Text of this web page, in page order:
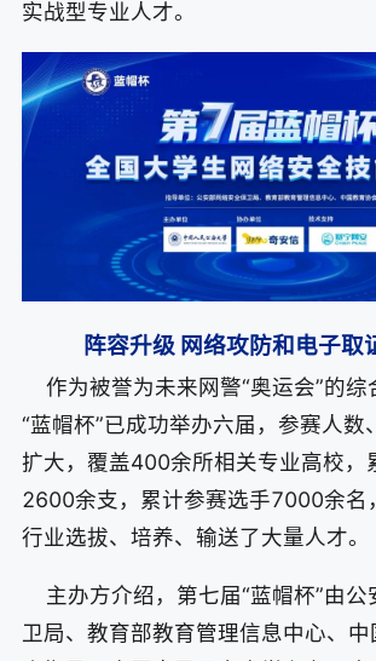
实战型专业人才。
阵容升级 网络攻防和电子取
作为被誉为未来网警“奥运会”的综
“蓝帽杯”已成功举办六届，参赛人数
扩大，覆盖400余所相关专业高校，
2600余支，累计参赛选手7000余名
行业选拔、培养、输送了大量人才。
主办方介绍，第七届“蓝帽杯”由公
卫局、教育部教育管理信息中心、